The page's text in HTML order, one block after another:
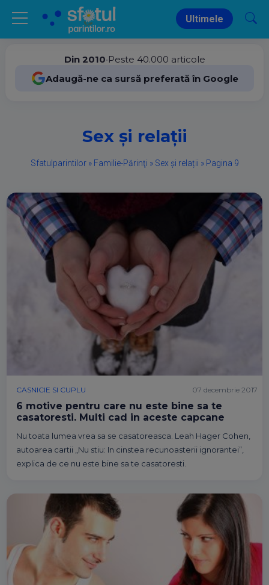
Ultimele
Din 2010•Peste 40.000 articole
Adaugă-ne ca sursă preferată în Google
Sex și relații
Sfatulparintilor» Familie-Părinţi » Sex și relații » Pagina 9
CASNICIE SI CUPLU
6 motive pentru care nu este bine sa te
casatoresti. Multi cad in aceste capcane
Nu toata lumea vrea sa se casatoreasca. Leah Hager Cohen,
autoarea cartii „Nu stiu: In cinstea recunoasterii ignorantei”,
explica de ce nu este bine sa te casatoresti.
07 decembrie 2017